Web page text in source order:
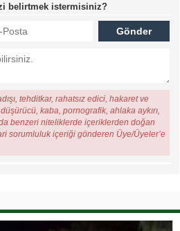
belirtmek istermisiniz?
tehditkar, rahatsız edici, hakaret ve
kaba, pornografik, ahlaka aykırı,
benzeri niteliklerde içeriklerden doğan
sorumluluk içeriği gönderen Üye/Üyeler’e